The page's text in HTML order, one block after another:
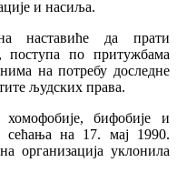
и насиља.
наставиће да прати
поступа по притужбама
на потребу доследне
људских права.
бифобије и
сећања на 17. мај 1990.
организација уклонила